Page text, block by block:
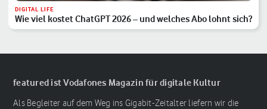
DIGITAL LIFE
Wie viel kostet ChatGPT 2026 – und welches Abo lohnt sich?
featured ist Vodafones Magazin für digitale Kultur
Als Begleiter auf dem Weg ins Gigabit-Zeitalter liefern wir die